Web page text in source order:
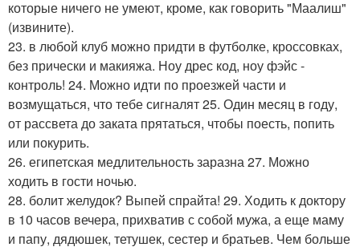
которые ничего не умеют, кроме, как говорить "Маалиш"
(извините).
23. в любой клуб можно придти в футболке, кроссовках,
без прически и макияжа. Ноу дрес код, ноу фэйс -
контроль! 24. Можно идти по проезжей части и
возмущаться, что тебе сигналят 25. Один месяц в году,
от рассвета до заката прятаться, чтобы поесть, попить
или покурить.
26. египетская медлительность заразна 27. Можно
ходить в гости ночью.
28. болит желудок? Выпей спрайта! 29. Ходить к доктору
в 10 часов вечера, прихватив с собой мужа, а еще маму
и папу, дядюшек, тетушек, сестер и братьев. Чем больше